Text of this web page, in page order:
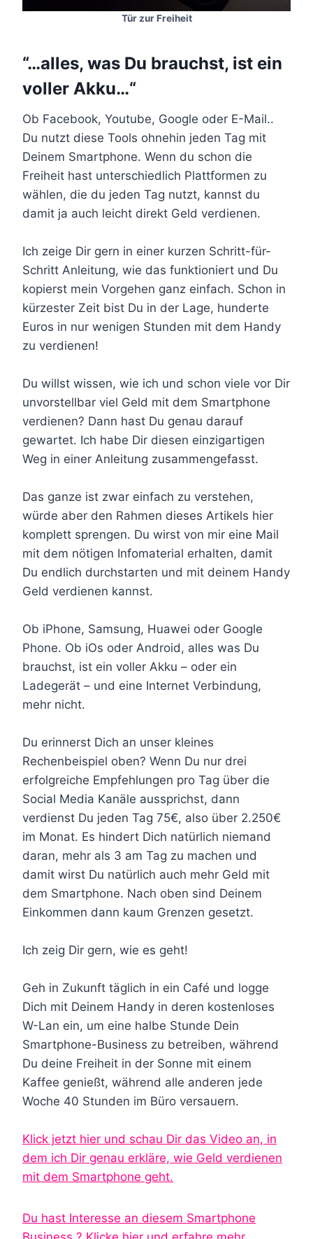
Tür zur Freiheit
“…alles, was Du brauchst, ist ein
voller Akku…“
Ob Facebook, Youtube, Google oder E-Mail..
Du nutzt diese Tools ohnehin jeden Tag mit
Deinem Smartphone. Wenn du schon die
Freiheit hast unterschiedlich Plattformen zu
wählen, die du jeden Tag nutzt, kannst du
damit ja auch leicht direkt Geld verdienen.
Ich zeige Dir gern in einer kurzen Schritt-für-
Schritt Anleitung, wie das funktioniert und Du
kopierst mein Vorgehen ganz einfach. Schon in
kürzester Zeit bist Du in der Lage, hunderte
Euros in nur wenigen Stunden mit dem Handy
zu verdienen!
Du willst wissen, wie ich und schon viele vor Dir
unvorstellbar viel Geld mit dem Smartphone
verdienen? Dann hast Du genau darauf
gewartet. Ich habe Dir diesen einzigartigen
Weg in einer Anleitung zusammengefasst.
Das ganze ist zwar einfach zu verstehen,
würde aber den Rahmen dieses Artikels hier
komplett sprengen. Du wirst von mir eine Mail
mit dem nötigen Infomaterial erhalten, damit
Du endlich durchstarten und mit deinem Handy
Geld verdienen kannst.
Ob iPhone, Samsung, Huawei oder Google
Phone. Ob iOs oder Android, alles was Du
brauchst, ist ein voller Akku – oder ein
Ladegerät – und eine Internet Verbindung,
mehr nicht.
Du erinnerst Dich an unser kleines
Rechenbeispiel oben? Wenn Du nur drei
erfolgreiche Empfehlungen pro Tag über die
Social Media Kanäle aussprichst, dann
verdienst Du jeden Tag 75€, also über 2.250€
im Monat. Es hindert Dich natürlich niemand
daran, mehr als 3 am Tag zu machen und
damit wirst Du natürlich auch mehr Geld mit
dem Smartphone. Nach oben sind Deinem
Einkommen dann kaum Grenzen gesetzt.
Ich zeig Dir gern, wie es geht!
Geh in Zukunft täglich in ein Café und logge
Dich mit Deinem Handy in deren kostenloses
W-Lan ein, um eine halbe Stunde Dein
Smartphone-Business zu betreiben, während
Du deine Freiheit in der Sonne mit einem
Kaffee genießt, während alle anderen jede
Woche 40 Stunden im Büro versauern.
Klick jetzt hier und schau Dir das Video an, in
dem ich Dir genau erkläre, wie Geld verdienen
mit dem Smartphone geht.
Du hast Interesse an diesem Smartphone